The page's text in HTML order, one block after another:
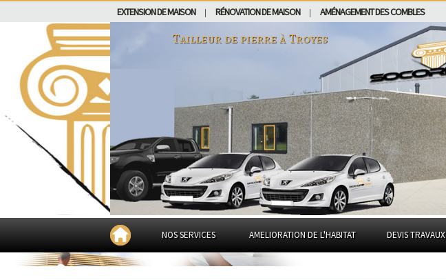
EXTENSION DE MAISON RÉNOVATION DE MAISON AMÉNAGEMENT DES COMBLES
Tailleur de pierre àTroyes
NOS SERVICES AMELIORATION DE L'HABITAT DEVIS TRAVAUX